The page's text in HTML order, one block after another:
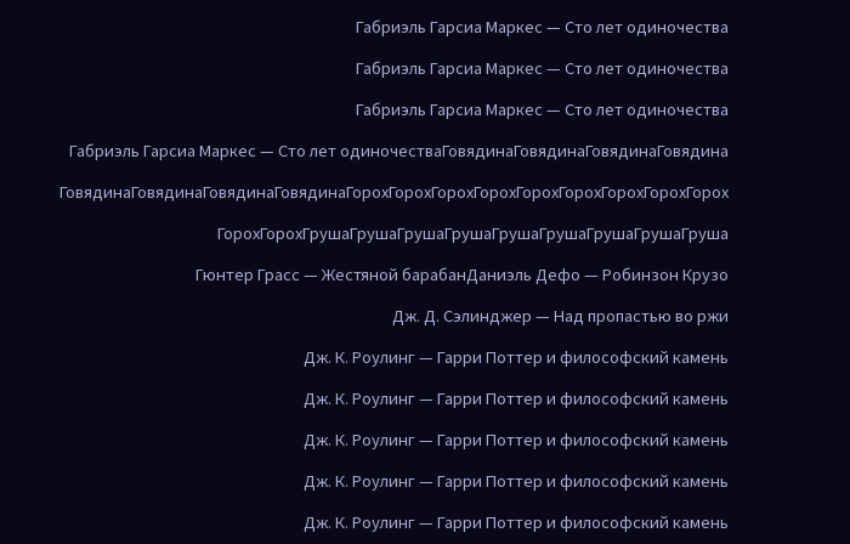
Габриэль Гарсиа Маркес — Сто лет одиночества
Габриэль Гарсиа Маркес — Сто лет одиночества
Габриэль Гарсиа Маркес — Сто лет одиночества
Габриэль Гарсиа Маркес — Сто лет одиночестваГовядинаГовядинаГовядинаГовядина
ГовядинаГовядинаГовядинаГовядинаГорохГорохГорохГорохГорохГорохГорохГорохГорох
ГорохГорохГрушаГрушаГрушаГрушаГрушаГрушаГрушаГрушаГруша
Гюнтер Грасс — Жестяной барабанДаниэль Дефо — Робинзон Крузо
Дж. Д. Сэлинджер — Над пропастью во ржи
Дж. К. Роулинг — Гарри Поттер и философский камень
Дж. К. Роулинг — Гарри Поттер и философский камень
Дж. К. Роулинг — Гарри Поттер и философский камень
Дж. К. Роулинг — Гарри Поттер и философский камень
Дж. К. Роулинг — Гарри Поттер и философский камень